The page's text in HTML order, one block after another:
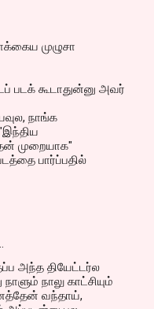
முழுசா
படக் கூடாதுன்னு அவர்
நாங்க
முறையாக"
பார்ப்பதில்
அந்த தியேட்டர்ல
நாலு காட்சியும்
வந்தாய்,